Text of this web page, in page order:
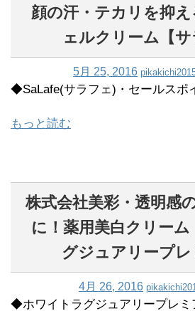
顔の汗・テカリを抑
ェルクリーム【サ
5月 25, 2016
◆SaLafe(サラフェ)・セールスポ
もっと読む
株式会社美彩・透明感
に！薬用美白クリー
グジュアリープレ
4月 26, 2016
◆ホワイトラグジュアリープレミ